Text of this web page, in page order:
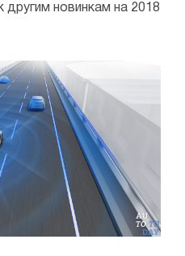
новинкам на 2018